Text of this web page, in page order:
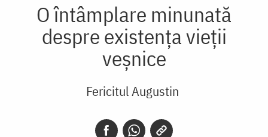
O întâmplare minunată
despre existența vieții
veșnice
Fericitul Augustin